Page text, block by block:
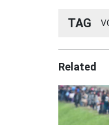
TAG
Related